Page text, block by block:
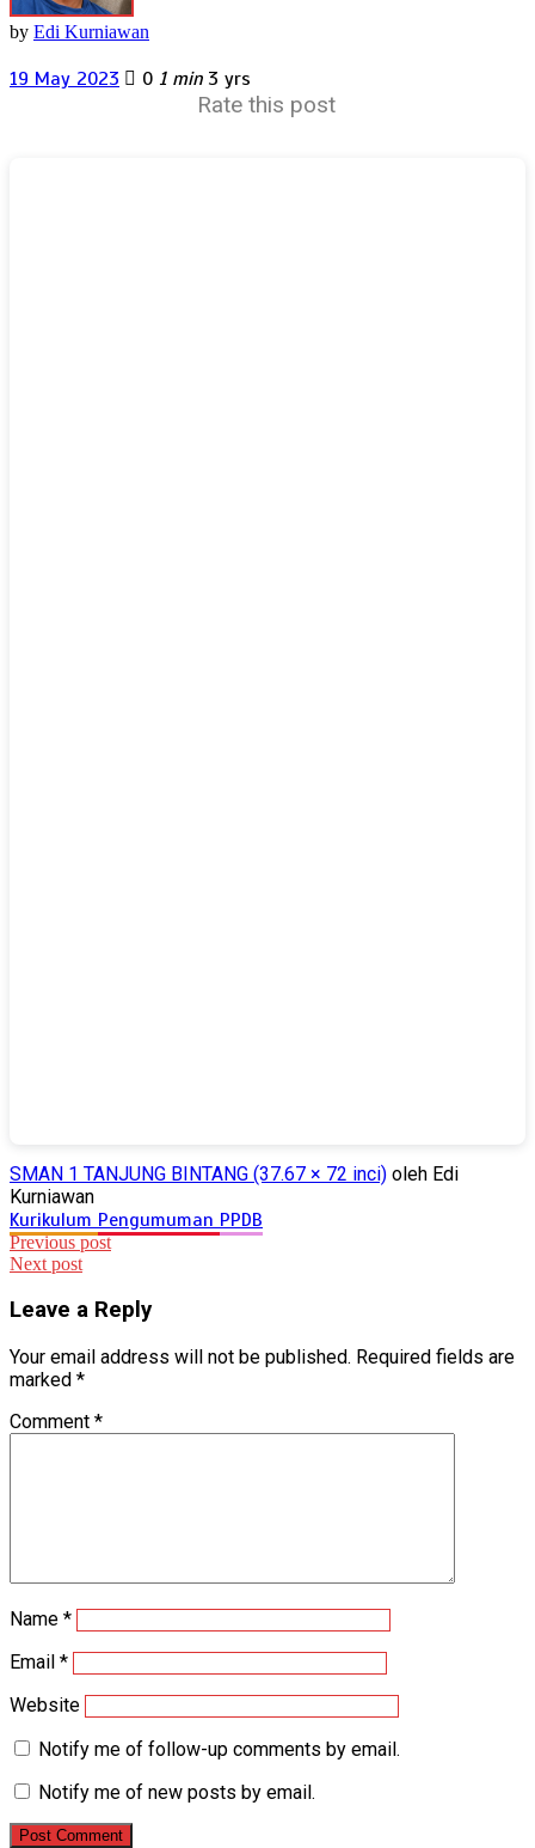
by Edi Kurniawan
19 May 2023 0 1 min 3 yrs
Rate this post
SMAN 1 TANJUNG BINTANG (37.67 × 72 inci) oleh Edi
Kurniawan
Kurikulum Pengumuman PPDB
Post
navigation
Previous post
Next post
Leave a Reply
Your email address will not be published. Required fields are
marked *
Comment *
Name *
Email *
Website
Notify me of follow-up comments by email.
Notify me of new posts by email.